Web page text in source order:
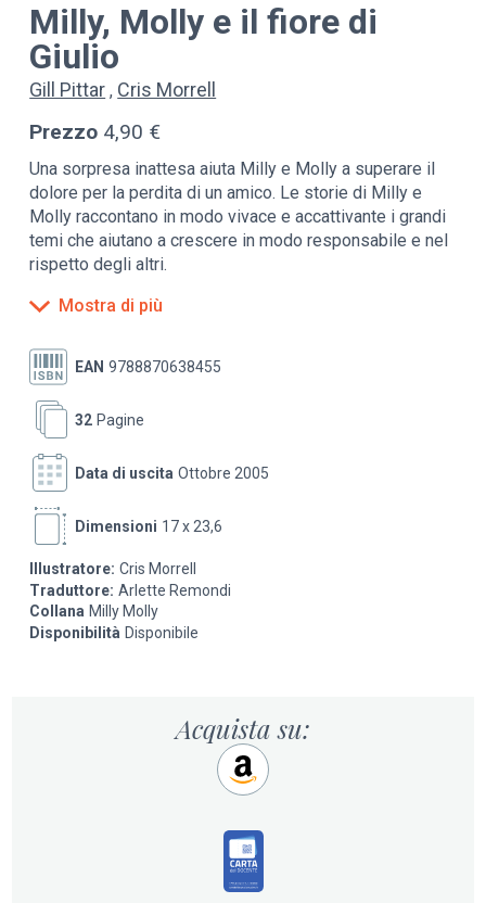
Milly, Molly e il fiore di
Giulio
Gill Pittar Cris Morrell
Prezzo 4,90 €
Una sorpresa inattesa aiuta Milly e Molly a superare il
dolore per la perdita di un amico. Le storie di Milly e
Molly raccontano in modo vivace e accattivante i grandi
temi che aiutano a crescere in modo responsabile e nel
rispetto degli altri.
affrontare il dolore.
da 3 a 7 anni
Mostra di più
EAN 9788870638455
Pagine
32
Data di uscita Ottobre 2005
Dimensioni 17 x 23,6
Illustratore: Cris Morrell
Traduttore: Arlette Remondi
Collana Milly Molly
Disponibilità Disponibile
Acquista su: